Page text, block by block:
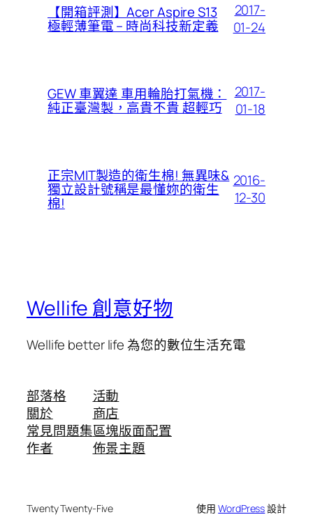
【開箱評測】Acer Aspire S13
極輕薄筆電 – 時尚科技新定義
2017-
01-24
GEW 車翼達 車用輪胎打氣機：
純正臺灣製，高貴不貴 超輕巧
2017-
01-18
正宗MIT製造的衛生棉! 無異味&
獨立設計號稱是最懂妳的衛生
棉!
2016-
12-30
Wellife 創意好物
Wellife better life 為您的數位生活充電
部落格
關於
常見問題集
作者
活動
商店
區塊版面配置
佈景主題
Twenty Twenty-Five 使用WordPress設計